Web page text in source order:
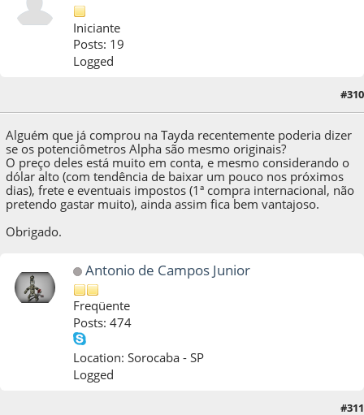
Iniciante
Posts: 19
Logged
#310
Alguém que já comprou na Tayda recentemente poderia dizer
se os potenciômetros Alpha são mesmo originais?
O preço deles está muito em conta, e mesmo considerando o
dólar alto (com tendência de baixar um pouco nos próximos
dias), frete e eventuais impostos (1ª compra internacional, não
pretendo gastar muito), ainda assim fica bem vantajoso.
Obrigado.
Antonio de Campos Junior
Freqüente
Posts: 474
Location: Sorocaba - SP
Logged
#311